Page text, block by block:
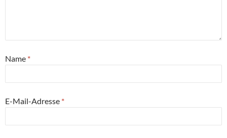
Name *
E-Mail-Adresse *